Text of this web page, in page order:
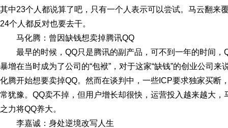
其中23个人都说算了吧，只有一个人表示可以尝试。马云翻来
24个人都反对也要去干。
马化腾：曾因缺钱想卖掉腾讯QQ
最早的时候，QQ只是腾讯的副产品，可不到一年的时间
暴增在当时成为了公司的“包袱”，对于这家“缺钱”的创业公司
化腾开始想要卖掉QQ。然而在谈判中，一些ICP要求独家买断
常犹豫。QQ卖不掉，但用户增长却很快，运营投入越来越大
之力将QQ养大。
李嘉诚：身处逆境改写人生